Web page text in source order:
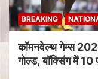
BREAKING
कॉमनवेल्थ गेम्स
गोल्ड, बॉक्सिंग में 10